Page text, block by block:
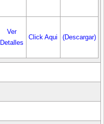
Ver
Detalles
Click Aqui (Descargar)